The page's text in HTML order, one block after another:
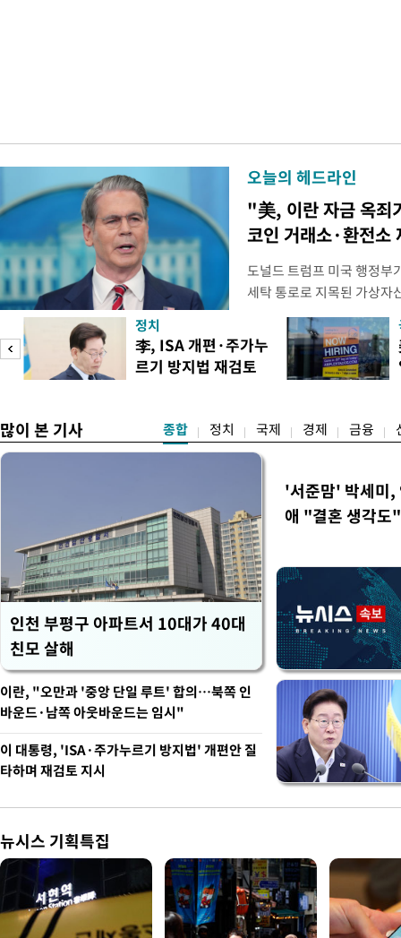
오늘의 헤드라인
"美, 이란 자금 옥죄
코인 거래소·환전소
도널드 트럼프 미국 행정부
세탁 통로로 지목된 가상자
무더기 제재했다. 미 재무
이란혁명수비대(IRGC) 자
래소와, 이란의 해외 석유
트워크를 각각 제재한다고
정치
李, ISA 개편·주가누
르기 방지법 재검토
많이 본 기사 종합 정치 국제 경제 금융
인천 부평구 아파트서 10대가 40대
친모 살해
'서준맘' 박세미,
애 "결혼 생각도"
이란, "오만과 '중앙 단일 루트' 합의…북쪽 인
바운드·남쪽 아웃바운드는 임시"
이 대통령, 'ISA·주가누르기 방지법' 개편안 질
타하며 재검토 지시
뉴시스 기획특집